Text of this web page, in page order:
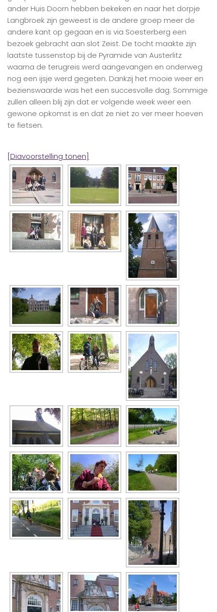
ander Huis Doorn hebben bekeken en naar het dorpje
Langbroek zijn geweest is de andere groep meer de
andere kant op gegaan en is via Soesterberg een
bezoek gebracht aan slot Zeist. De tocht maakte zijn
laatste tussenstop bij de Pyramide van Austerlitz
waarna de terugreis werd aangevangen en onderweg
nog een ijsje werd gegeten. Dankzij het mooie weer en
bezienswaarde was het een succesvolle dag. Sommige
zullen alleen blij zijn dat er volgende week weer een
gewone opkomst is en dat ze niet zo ver meer hoeven
te fietsen.
[Diavoorstelling tonen]